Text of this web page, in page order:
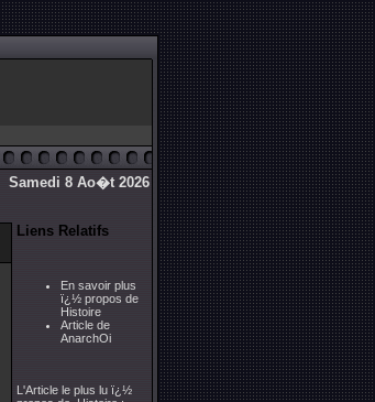
Samedi 8 Ao�t 2026
Liens Relatifs
En savoir plus
ï¿½ propos de
Histoire
Article de
AnarchOi
L'Article le plus lu ï¿½